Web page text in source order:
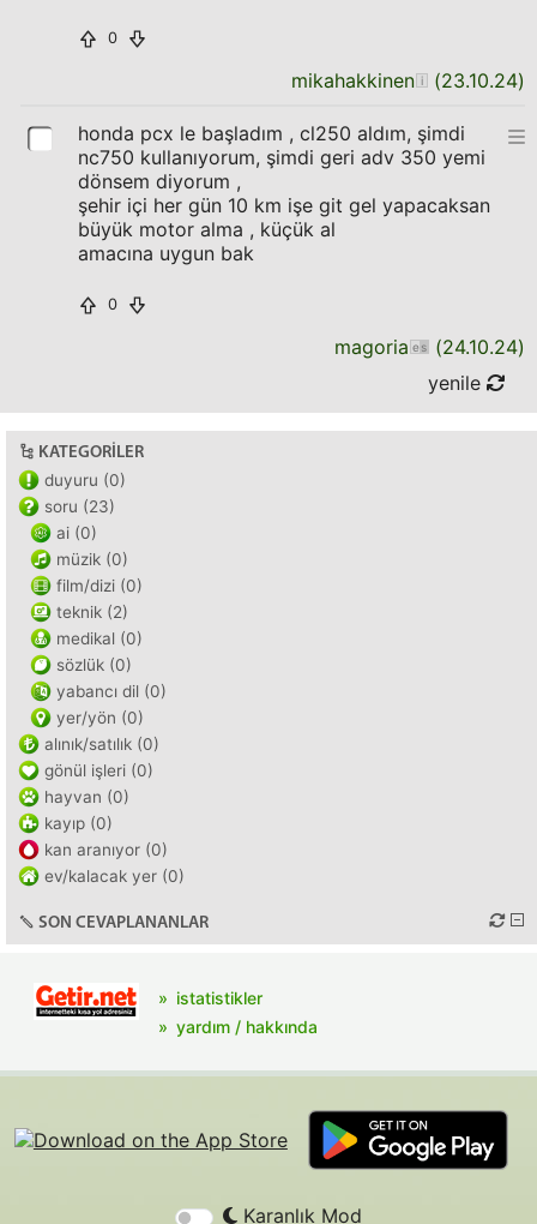
0
mikahakkinen (23.10.24)
honda pcx le başladım , cl250 aldım, şimdi
nc750 kullanıyorum, şimdi geri adv 350 yemi
dönsem diyorum ,
şehir içi her gün 10 km işe git gel yapacaksan
büyük motor alma , küçük al
amacına uygun bak
0
magoria (24.10.24)
yenile
KATEGORILER
duyuru (0)
soru (23)
ai (0)
müzik (0)
film/dizi (0)
teknik (2)
medikal (0)
sözlük (0)
yabancı dil (0)
yer/yön (0)
alınık/satılık (0)
gönül işleri (0)
hayvan (0)
kayıp (0)
kan aranıyor (0)
ev/kalacak yer (0)
SON CEVAPLANANLAR
istatistikler
yardım / hakkında
Karanlık Mod